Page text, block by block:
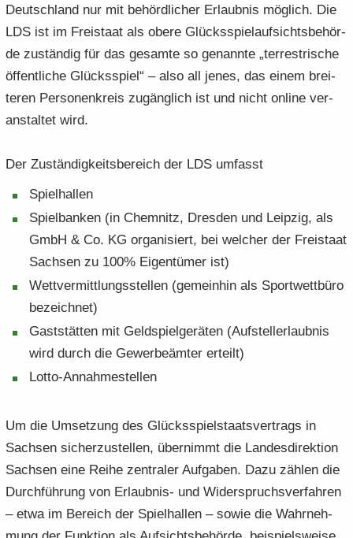
Deutsch­land nur mit be­hörd­li­cher Er­laub­nis mög­lich. Die
LDS ist im Frei­staat als obere Glücks­spiel­auf­sichts­be­hör­
de zu­stän­dig für das ge­sam­te so ge­nann­te „ter­res­tri­sche
öf­fent­li­che Glücks­spiel“ – also all jenes, das einem brei­
te­ren Per­so­nen­kreis zu­gäng­lich ist und nicht on­line ver­
an­stal­tet wird.
Der Zu­stän­dig­keits­be­reich der LDS um­fasst
Spiel­hal­len
Spiel­ban­ken (in Chem­nitz, Dres­den und Leip­zig, als
GmbH & Co. KG or­ga­ni­siert, bei wel­cher der Frei­staat
Sach­sen zu 100% Ei­gen­tü­mer ist)
Wett­ver­mitt­lungs­stel­len (ge­mein­hin als Sport­wett­bü­ro
be­zeich­net)
Gast­stät­ten mit Geld­spiel­ge­rä­ten (Auf­stell­er­laub­nis
wird durch die Ge­wer­be­äm­ter er­teilt)
Lotto-​Annahmestellen
Um die Um­set­zung des Glücks­spiel­staats­ver­trags in
Sach­sen si­cher­zu­stel­len, über­nimmt die Lan­des­di­rek­ti­on
Sach­sen eine Reihe zen­tra­ler Auf­ga­ben. Dazu zäh­len die
Durch­füh­rung von Erlaubnis-​ und Wi­der­spruchs­ver­fah­ren
– etwa im Be­reich der Spiel­hal­len – sowie die Wahr­neh­